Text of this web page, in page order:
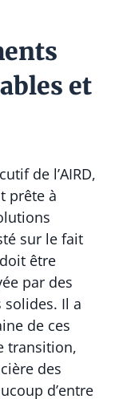
et
de l’AIRD,
prête à
sur le fait
être
par des
Il a
de ces
transition,
des
d’entre